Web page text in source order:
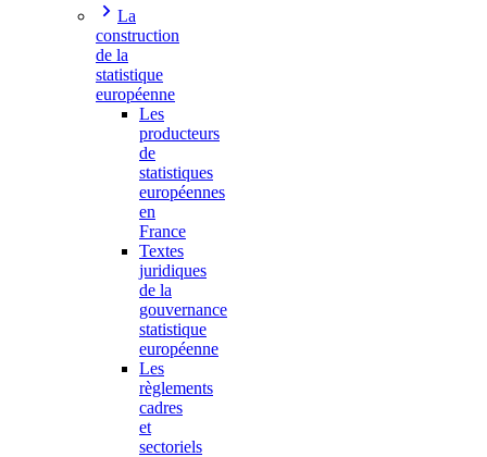
La
construction
de la
statistique
européenne
Les
producteurs
de
statistiques
européennes
en
France
Textes
juridiques
de la
gouvernance
statistique
européenne
Les
règlements
cadres
et
sectoriels